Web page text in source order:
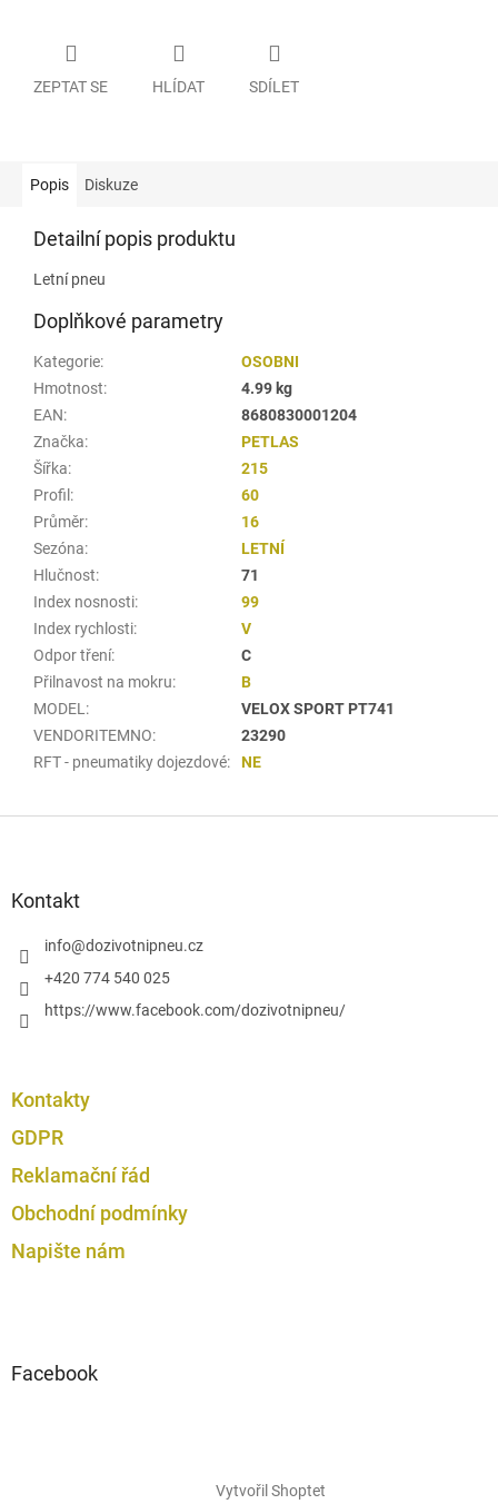
ZEPTAT SE HLÍDAT SDÍLET
Popis Diskuze
Detailní popis produktu
Letní pneu
Doplňkové parametry
Kategorie:
OSOBNI
Hmotnost:
4.99 kg
EAN:
8680830001204
Značka:
PETLAS
Šířka:
215
Profil :
60
Průměr:
16
Sezóna:
LETNÍ
Hlučnost:
71
Index nosnosti:
99
Index rychlosti:
V
Odpor tření:
C
Přilnavost na mokru:
B
MODEL :
VELOX SPORT PT741
VENDORITEMNO:
23290
RFT - pneumatiky dojezdové: NE
Kontakt
info@dozivotnipneu.cz
+420 774 540 025
https://www.facebook.com/dozivotnipneu/
Kontakty
GDPR
Reklamační řád
Obchodní podmínky
Napište nám
Facebook
Vytvořil Shoptet